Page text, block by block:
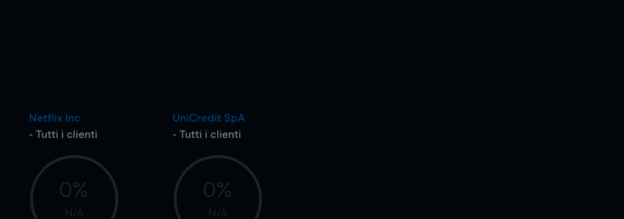
Netflix Inc
- Tutti i clienti
0%
N/A
UniCredit SpA
- Tutti i clienti
0%
N/A